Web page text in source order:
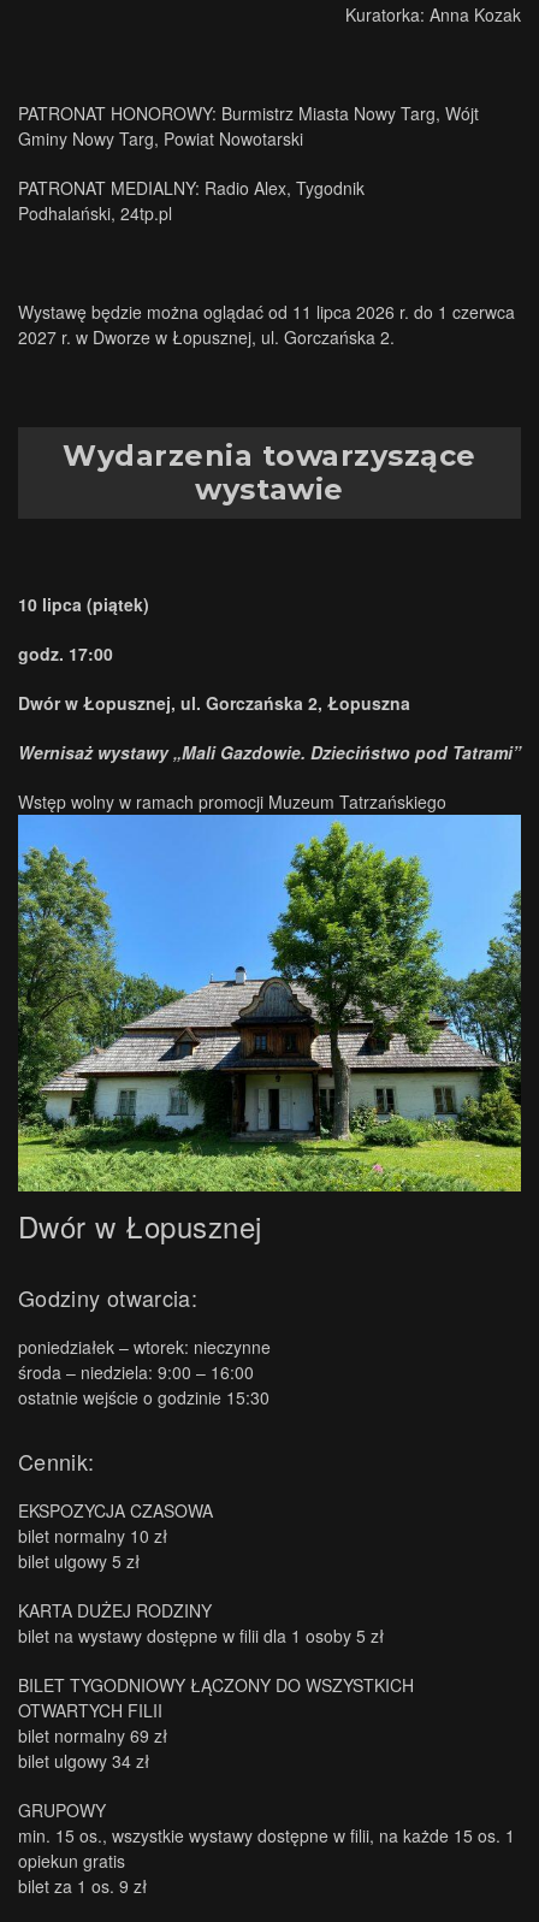
Kuratorka: Anna Kozak
PATRONAT HONOROWY: Burmistrz Miasta Nowy Targ, Wójt
Gminy Nowy Targ, Powiat Nowotarski
PATRONAT MEDIALNY: Radio Alex, Tygodnik
Podhalański, 24tp.pl
Wystawę będzie można oglądać od 11 lipca 2026 r. do 1 czerwca
2027 r. w Dworze w Łopusznej, ul. Gorczańska 2.
Wydarzenia towarzyszące
wystawie
10 lipca (piątek)
godz. 17:00
Dwór w Łopusznej, ul. Gorczańska 2, Łopuszna
Wernisaż wystawy „Mali Gazdowie. Dzieciństwo pod Tatrami”
Wstęp wolny w ramach promocji Muzeum Tatrzańskiego
Dwór w Łopusznej
Godziny otwarcia:
poniedziałek – wtorek: nieczynne
środa – niedziela: 9:00 – 16:00
ostatnie wejście o godzinie 15:30
Cennik:
EKSPOZYCJA CZASOWA
bilet normalny 10 zł
bilet ulgowy 5 zł
KARTA DUŻEJ RODZINY
bilet na wystawy dostępne w filii dla 1 osoby 5 zł
BILET TYGODNIOWY ŁĄCZONY DO WSZYSTKICH
OTWARTYCH FILII
bilet normalny 69 zł
bilet ulgowy 34 zł
GRUPOWY
min. 15 os., wszystkie wystawy dostępne w filii, na każde 15 os. 1
opiekun gratis
bilet za 1 os. 9 zł